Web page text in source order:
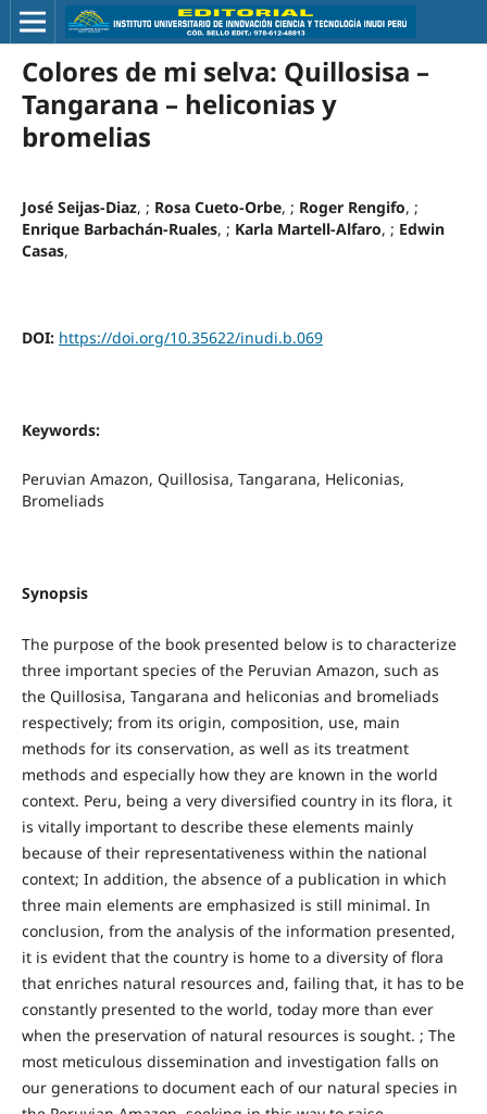
Colores de mi selva: Quillosisa –
Tangarana – heliconias y
bromelias
José Seijas-Diaz, ; Rosa Cueto-Orbe, ; Roger Rengifo, ;
Enrique Barbachán-Ruales, ; Karla Martell-Alfaro, ; Edwin
Casas,
DOI: https://doi.org/10.35622/inudi.b.069
Keywords:
Peruvian Amazon, Quillosisa, Tangarana, Heliconias,
Bromeliads
Synopsis
The purpose of the book presented below is to characterize
three important species of the Peruvian Amazon, such as
the Quillosisa, Tangarana and heliconias and bromeliads
respectively; from its origin, composition, use, main
methods for its conservation, as well as its treatment
methods and especially how they are known in the world
context. Peru, being a very diversified country in its flora, it
is vitally important to describe these elements mainly
because of their representativeness within the national
context; In addition, the absence of a publication in which
three main elements are emphasized is still minimal. In
conclusion, from the analysis of the information presented,
it is evident that the country is home to a diversity of flora
that enriches natural resources and, failing that, it has to be
constantly presented to the world, today more than ever
when the preservation of natural resources is sought. ; The
most meticulous dissemination and investigation falls on
our generations to document each of our natural species in